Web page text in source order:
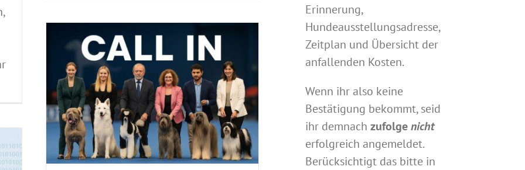
&
Spezial-
Erinnerung,
Hundeausstellungsadresse,
Zeitplan und Übersicht der
anfallenden Kosten.
Wenn ihr also keine
Bestätigung bekommt, seid
ihr demnach zufolgenicht
erfolgreich angemeldet.
Berücksichtigt das bitte in